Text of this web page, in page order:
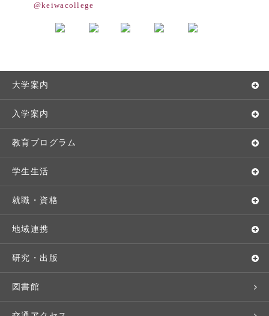
@keiwacollege
大学案内
敬和学園大学とは
学長メッセージ
教育理念・方針・取り組み
キャンパス・施設設備
交通アクセス
基本情報・情報公開
広報・公聴
入学案内
入学者選抜
オープンキャンパス
Webオープンキャンパス
個別相談（来学・オンライン）
特待生（入学者向け）
パンフレット・資料請求
教育プログラム
学部・学科
地域実践
留学プログラム
語学プログラム
教職課程
学生生活
キャンパスライフ
年間スケジュール
クラブ・サークル
大学周辺マップ
就職・資格
就職・進路サポート
資格取得
公務員試験対策
地域連携
地域との連携
生涯学習
研究・出版
研究者・研究分野
図書館